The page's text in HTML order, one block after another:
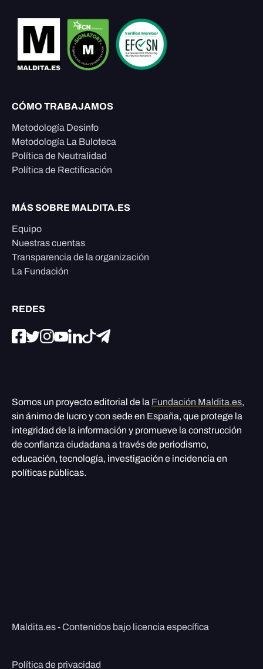
CÓMO TRABAJAMOS
Metodología Desinfo
Metodología La Buloteca
Política de Neutralidad
Política de Rectificación
MÁS SOBRE MALDITA.ES
Equipo
Nuestras cuentas
Transparencia de la organización
La Fundación
REDES
Somos un proyecto editorial de la Fundación Maldita.es,
sin ánimo de lucro y con sede en España, que protege la
integridad de la información y promueve la construcción
de confianza ciudadana a través de periodismo,
educación, tecnología, investigación e incidencia en
políticas públicas.
Maldita.es - Contenidos bajo licencia específica
Política de privacidad